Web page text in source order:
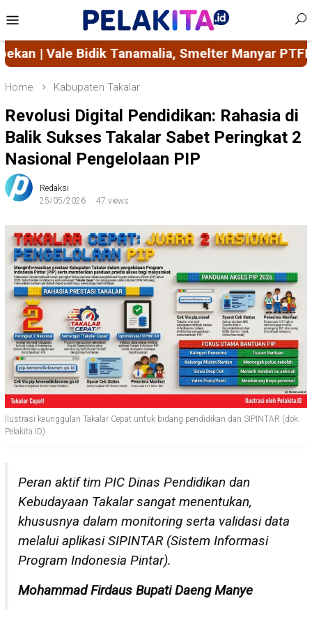
to
contentMenu
Smelter Manyar PTFI Beroperasi
Home Kabupaten Takalar
Revolusi Digital Pendidikan: Rahasia di
Balik Sukses Takalar Sabet Peringkat 2
Nasional Pengelolaan PIP
Redaksi
25/05/2026
47 views
Ilustrasi keunggulan Takalar Cepat untuk bidang pendidikan dan SIPINTAR (dok:
Pelakita.ID)
Peran aktif tim PIC Dinas Pendidikan dan
Kebudayaan Takalar sangat menentukan,
khususnya dalam monitoring serta validasi data
melalui aplikasi SIPINTAR (Sistem Informasi
Program Indonesia Pintar).
Mohammad Firdaus Bupati Daeng Manye